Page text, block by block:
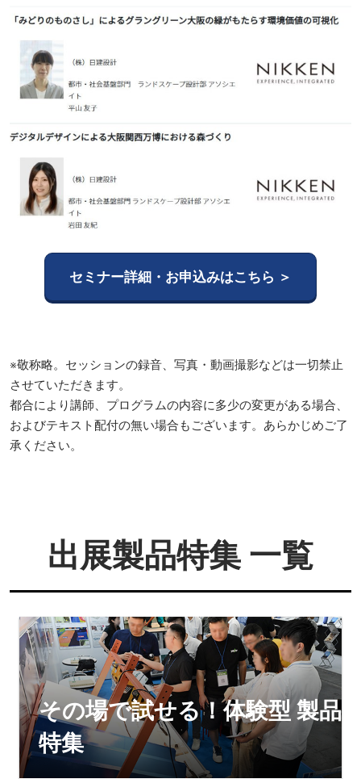
セミナー詳細・お申込みはこちら ＞
※敬称略。セッションの録音、写真・動画撮影などは一切禁止
させていただきます。
都合により講師、プログラムの内容に多少の変更がある場合、
およびテキスト配付の無い場合もございます。あらかじめご了
承ください。
出展製品特集 一覧
その場で試せる！体験型 製品
特集